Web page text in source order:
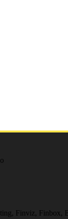
Finviz, Finbox,